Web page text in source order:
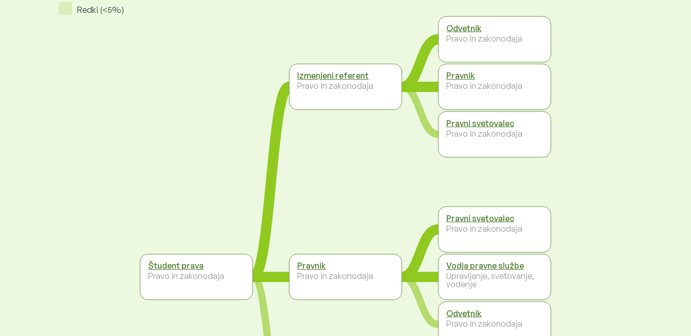
Redki (<5%)
Študent prava
Pravo in zakonodaja
Izmenjeni referent
Pravo in zakonodaja
Pravnik
Pravo in zakonodaja
Odvetnik
Pravo in zakonodaja
Pravnik
Pravo in zakonodaja
Pravni svetovalec
Pravo in zakonodaja
Pravni svetovalec
Pravo in zakonodaja
Vodja pravne službe
Upravljanje, svetovanje,
vodenje
Odvetnik
Pravo in zakonodaja